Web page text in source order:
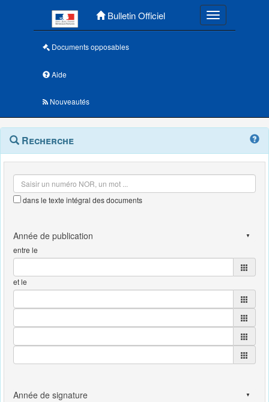
Bulletin Officiel Toggle
Documents opposables
Aide
Nouveautés
Navigation
outils
Menu
contextuel
Recherche
dans le texte intégral des documents
entre le
et le